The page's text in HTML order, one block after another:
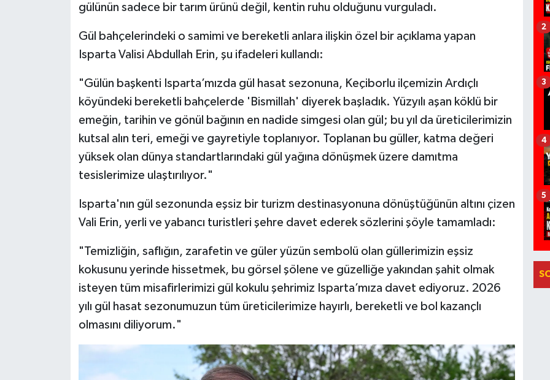
gülünün sadece bir tarım ürünü değil, kentin ruhu olduğunu vurguladı.
Gül bahçelerindeki o samimi ve bereketli anlara ilişkin özel bir açıklama yapan
Isparta Valisi Abdullah Erin, şu ifadeleri kullandı:
"Gülün başkenti Isparta’mızda gül hasat sezonuna, Keçiborlu ilçemizin Ardıçlı
köyündeki bereketli bahçelerde 'Bismillah' diyerek başladık. Yüzyılı aşan köklü bir
emeğin, tarihin ve gönül bağının en nadide simgesi olan gül; bu yıl da üreticilerimizin
kutsal alın teri, emeği ve gayretiyle toplanıyor. Toplanan bu güller, katma değeri
yüksek olan dünya standartlarındaki gül yağına dönüşmek üzere damıtma
tesislerimize ulaştırılıyor."
Isparta'nın gül sezonunda eşsiz bir turizm destinasyonuna dönüştüğünün altını çizen
Vali Erin, yerli ve yabancı turistleri şehre davet ederek sözlerini şöyle tamamladı:
"Temizliğin, saflığın, zarafetin ve güler yüzün sembolü olan güllerimizin eşsiz
kokusunu yerinde hissetmek, bu görsel şölene ve güzelliğe yakından şahit olmak
isteyen tüm misafirlerimizi gül kokulu şehrimiz Isparta’mıza davet ediyoruz. 2026
yılı gül hasat sezonumuzun tüm üreticilerimize hayırlı, bereketli ve bol kazançlı
olmasını diliyorum."
2
3
4
5